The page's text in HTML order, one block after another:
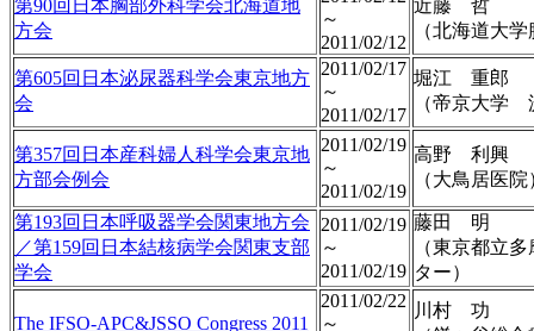
第90回日本胸部外科学会北海道地
方会
～
2011/02/12
近藤 哲
（北海道大
第605回日本泌尿器科学会東京地方
会
2011/02/17
～
2011/02/17
堀江 重郎
（帝京大学
第357回日本産科婦人科学会東京地
方部会例会
2011/02/19
～
2011/02/19
高野 利興
（大鳥居医院
第193回日本呼吸器学会関東地方会
／第159回日本結核病学会関東支部
学会
2011/02/19
～
2011/02/19
藤田 明
（東京都立
ター）
The IFSO-APC&JSSO Congress 2011
2011/02/22
～
川村 功